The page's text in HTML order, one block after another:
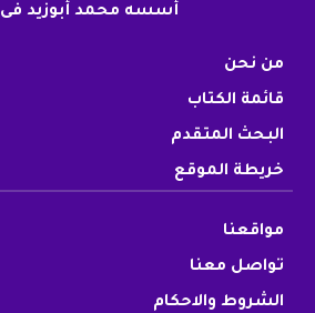
أسسه محمد أبوزيد فى 2007
من نحن
قائمة الكتاب
البحث المتقدم
خريطة الموقع
مواقعنا
تواصل معنا
الشروط والاحكام